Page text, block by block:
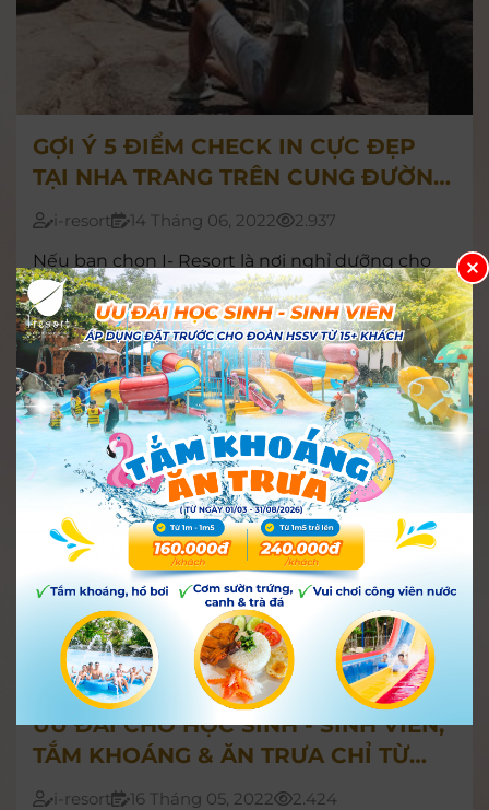
GỢI Ý 5 ĐIỂM CHECK IN CỰC ĐẸP
TẠI NHA TRANG TRÊN CUNG ĐƯỜNG
ĐẾN I-RESORT
i-resort 14 Tháng 06, 2022
2.937
Nếu bạn chọn I- Resort là nơi nghỉ dưỡng cho
lịch trình vi vu của mình tại Nha Trang, vậy thì
hãy cùng note những điểm đến mới lạ gần
thiên đường khoáng nóng sau đây để cùng trải
nghiệm một ngày lên rừng xuống biển trọn vẹn
bạn nhé!
ƯU ĐÃI CHO HỌC SINH - SINH VIÊN,
TẮM KHOÁNG & ĂN TRƯA CHỈ TỪ
125.000Đ/KHÁCH
i-resort 16 Tháng 05, 2022
2.424